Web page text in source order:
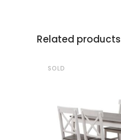
Related products
SOLD